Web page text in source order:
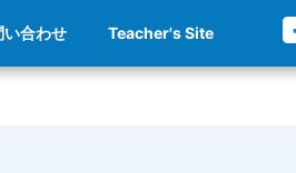
い合わせ Teacher's Site